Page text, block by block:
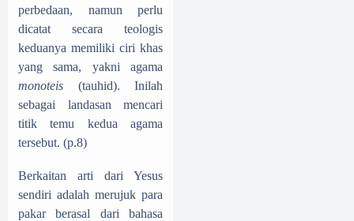
perbedaan, namun perlu
dicatat secara teologis
keduanya memiliki ciri khas
yang sama, yakni agama
monoteis (tauhid). Inilah
sebagai landasan mencari
titik temu kedua agama
tersebut. (p.8)
Berkaitan arti dari Yesus
sendiri adalah merujuk para
pakar berasal dari bahasa